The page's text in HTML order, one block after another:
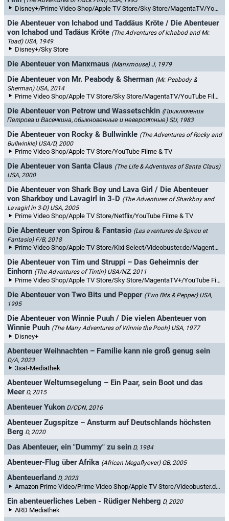
Disney+/Prime Video Shop/Apple TV Store/Sky Store/MagentaTV/YouTube Filme & TV/Videoload
Die Abenteuer von Ichabod und Taddäus Kröte / Die Abenteuer
von Ichabod und Tadäus Kröte (The Adventures of Ichabod and Mr.
Toad) USA, 1949
Disney+/Sky Store
Die Abenteuer von Manxmaus (Manxmouse) J, 1979
Die Abenteuer von Mr. Peabody & Sherman (Mr. Peabody &
Sherman) USA, 2014
Prime Video Shop/Apple TV Store/Sky Store/MagentaTV/YouTube Filme & TV/maxdome/Videoload/Chili/Rakuten TV
Die Abenteuer von Petrow und Wassetschkin (Приключения
Петрова и Васечкина, обыкновенные и невероятные) SU, 1983
Die Abenteuer von Rocky & Bullwinkle (The Adventures of Rocky and
Bullwinkle) USA/D, 2000
Prime Video Shop/Apple TV Store/YouTube Filme & TV
Die Abenteuer von Santa Claus (The Life & Adventures of Santa Claus)
USA, 2000
Die Abenteuer von Shark Boy und Lava Girl / Die Abenteuer
von Sharkboy und Lavagirl in 3-D (The Adventures of Sharkboy and
Lavagirl in 3-D) USA, 2005
Prime Video Shop/Apple TV Store/Netflix/YouTube Filme & TV
Die Abenteuer von Spirou & Fantasio (Les aventures de Spirou et
Fantasio) F/B, 2018
Prime Video Shop/Apple TV Store/Kixi Select/Videobuster.de/MagentaTV/YouTube Filme & TV/maxdome/Videoload
Die Abenteuer von Tim und Struppi – Das Geheimnis der
Einhorn (The Adventures of Tintin) USA/NZ, 2011
Prime Video Shop/Apple TV Store/Sky Store/MagentaTV+/YouTube Filme & TV/maxdome/Rakuten TV
Die Abenteuer von Two Bits und Pepper (Two Bits & Pepper) USA,
1995
Die Abenteuer von Winnie Puuh / Die vielen Abenteuer von
Winnie Puuh (The Many Adventures of Winnie the Pooh) USA, 1977
Disney+
Abenteuer Weihnachten – Familie kann nie groß genug sein
D/A, 2023
3sat-Mediathek
Abenteuer Weltumsegelung – Ein Paar, sein Boot und das
Meer D, 2015
Abenteuer Yukon D/CDN, 2016
Abenteuer Zugspitze – Ansturm auf Deutschlands höchsten
Berg D, 2020
Das Abenteuer, ein "Dummy" zu sein D, 1984
Abenteuer-Flug über Afrika (African Megaflyover) GB, 2005
Abenteuerland D, 2023
Amazon Prime Video/Prime Video Shop/Apple TV Store/Videobuster.de/MagentaTV/YouTube Filme & TV/maxdome/Videoload
Ein abenteuerliches Leben - Rüdiger Nehberg D, 2020
ARD Mediathek